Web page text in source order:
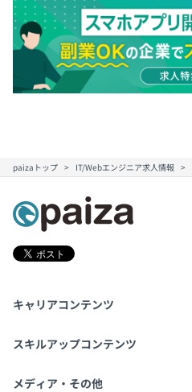
paizaトップ IT/Webエンジニア求人情報
キャリアコンテンツ
転職・キャリア
スキルアップコンテンツ
学習
メディア・その他